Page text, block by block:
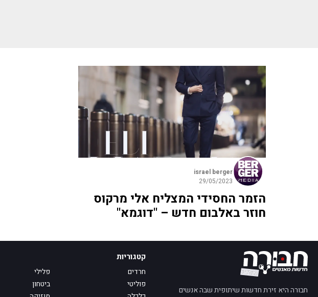
israel berger
29/05/2023
הזמר החסידי המצליח אלי מרקוס
חוזר באלבום חדש – "דוגמא"
חבורה היא זירת חדשות שיתופית שבה אנשים
קטגוריות
חרדים
פלילי
פוליטי
ביטחון